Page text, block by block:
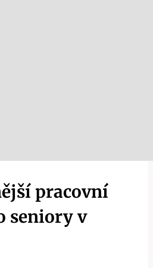
pracovní
seniory v